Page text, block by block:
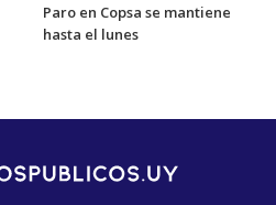
Paro en Copsa se mantiene
hasta el lunes